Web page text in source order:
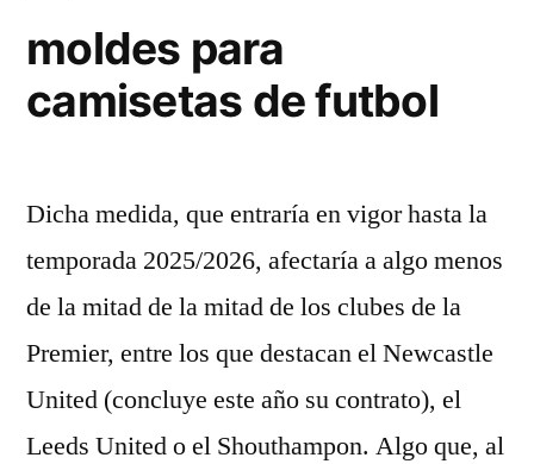
moldes para
camisetas de futbol
Dicha medida, que entraría en vigor hasta la
temporada 2025/2026, afectaría a algo menos
de la mitad de la mitad de los clubes de la
Premier, entre los que destacan el Newcastle
United (concluye este año su contrato), el
Leeds United o el Shouthampon. Algo que, al